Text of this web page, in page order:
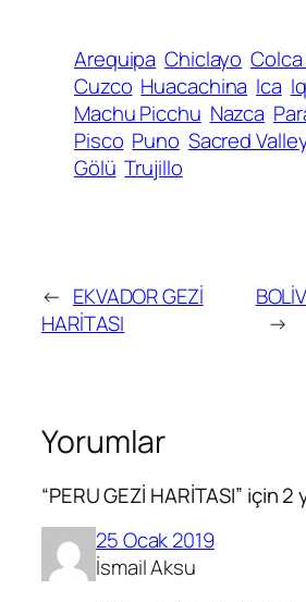
Arequipa Chiclayo
Cuzco Huacachina Ica
Machu Picchu Nazca
Pisco Puno Sacred
Gölü Trujillo
← EKVADOR GEZİ
HARİTASI
→
Yorumlar
“PERU GEZİ HARİTASI” için 2
25 Ocak 2019
İsmail Aksu